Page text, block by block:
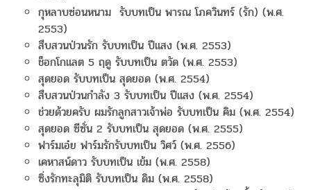
กุหลาบซ่อนหนาม รับบทเป็น พารณ โภควินทร์ (รัก) (พ.ศ.
2553)
สืบสวนป่วนรัก รับบทเป็น ปีแสง (พ.ศ. 2553)
ช็อกโกแลต 5 ฤดู รับบทเป็น ตวัด (พ.ศ. 2553)
สุดยอด รับบทเป็น สุดยอด (พ.ศ. 2554)
สืบสวนป่วนกำลัง 3 รับบทเป็น ปีแสง (พ.ศ. 2554)
ช่วยด้วยครับ ผมรักลูกสาวเจ้าพ่อ รับบทเป็น คิม (พ.ศ. 2554)
สุดยอด ซีซั่น 2 รับบทเป็น สุดยอด (พ.ศ. 2555)
ฟาร์มเอ๋ย ฟาร์มรักรับบทเป็น วิศว์ (พ.ศ. 2556)
เคหาสน์ดาว รับบทเป็น เข้ม (พ.ศ. 2558)
ซิ่งรักทะลุมิติ รับบทเป็น ดิม (พ.ศ. 2558)